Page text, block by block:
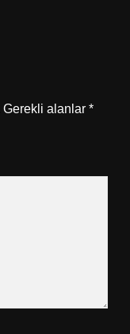
Gerekli alanlar *